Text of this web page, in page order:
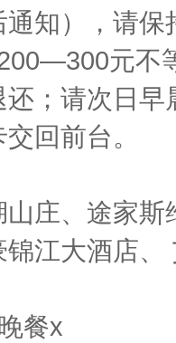
知），请
元不
还；请次日
回前台。
庄、途家
江大酒店
餐x